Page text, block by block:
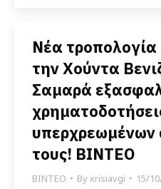
Νέα
την Χούντα
Σαμαρά
τους! ΒΙΝΤΕΟ
ΒΙΝΤΕΟ Byxrisiavgi 15/